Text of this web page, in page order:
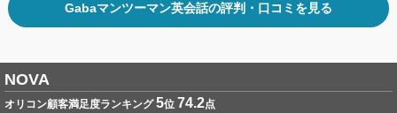
Gabaマンツーマン英会話の評判・口コミを見る
NOVA
オリコン顧客満足度ランキング5位 74.2点